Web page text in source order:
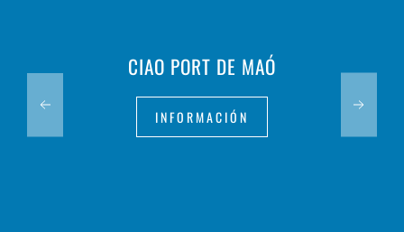
CIAO PORT DE MAÓ
INFORMACIÓN